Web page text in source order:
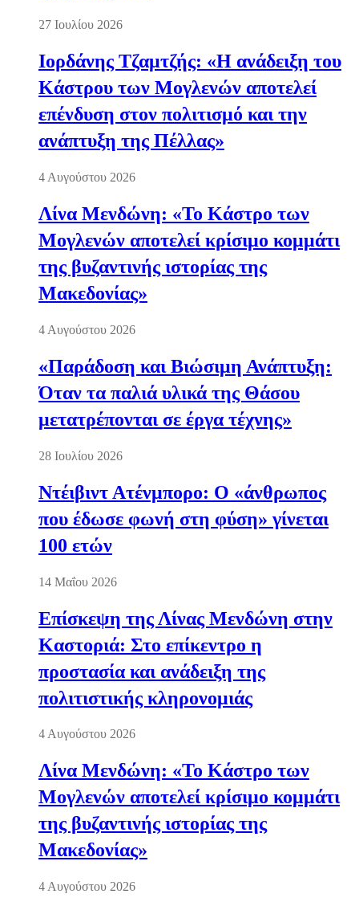
27 Ιουλίου 2026
Ιορδάνης Τζαμτζής: «Η ανάδειξη του
Κάστρου των Μογλενών αποτελεί
επένδυση στον πολιτισμό και την
ανάπτυξη της Πέλλας»
4 Αυγούστου 2026
Λίνα Μενδώνη: «Το Κάστρο των
Μογλενών αποτελεί κρίσιμο κομμάτι
της βυζαντινής ιστορίας της
Μακεδονίας»
4 Αυγούστου 2026
«Παράδοση και Βιώσιμη Ανάπτυξη:
Όταν τα παλιά υλικά της Θάσου
μετατρέπονται σε έργα τέχνης»
28 Ιουλίου 2026
Ντέιβιντ Ατένμπορο: Ο «άνθρωπος
που έδωσε φωνή στη φύση» γίνεται
100 ετών
14 Μαΐου 2026
Επίσκεψη της Λίνας Μενδώνη στην
Καστοριά: Στο επίκεντρο η
προστασία και ανάδειξη της
πολιτιστικής κληρονομιάς
4 Αυγούστου 2026
Λίνα Μενδώνη: «Το Κάστρο των
Μογλενών αποτελεί κρίσιμο κομμάτι
της βυζαντινής ιστορίας της
Μακεδονίας»
4 Αυγούστου 2026